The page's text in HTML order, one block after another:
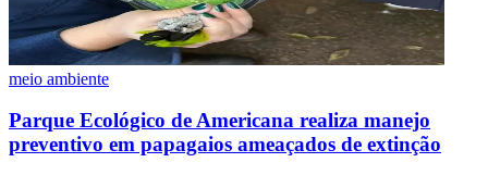
meio ambiente
Parque Ecológico de Americana realiza manejo
preventivo em papagaios ameaçados de extinção